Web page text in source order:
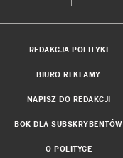
REDAKCJA POLITYKI
BIURO REKLAMY
NAPISZ DO REDAKCJI
BOK DLA SUBSKRYBENTÓW
O POLITYCE